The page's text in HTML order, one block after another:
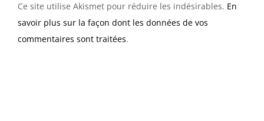
Ce site utilise Akismet pour réduire les indésirables. En
savoir plus sur la façon dont les données de vos
commentaires sont traitées.